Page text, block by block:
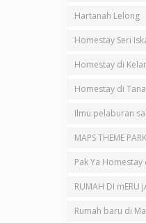
Hartanah Lelong
Homestay Seri
Homestay di
Homestay di
Ilmu pelaburan
MAPS THEME PARK
Pak Ya
RUMAH DI mERU
Rumah baru di